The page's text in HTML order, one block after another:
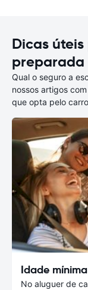
Dicas
preparada
Qual o seguro a
nossos artigos
que opta pelo
Idade
No aluguer de